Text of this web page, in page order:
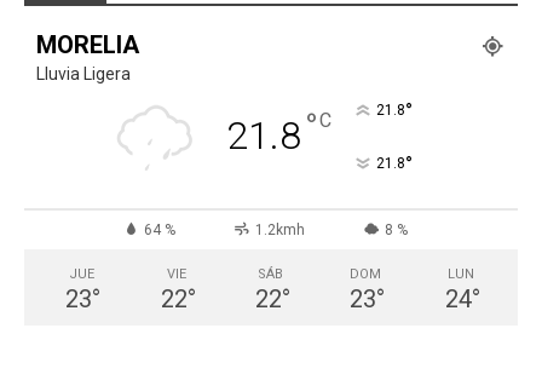
MORELIA
Lluvia Ligera
21.8°C 21.8°
21.8°
64 % 1.2kmh 8 %
JUE
23°
VIE
22°
SÁB
22°
DOM
23°
LUN
24°